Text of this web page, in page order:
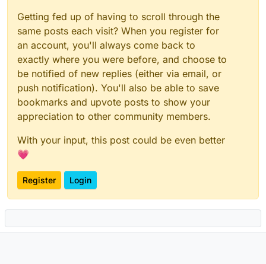
Getting fed up of having to scroll through the
same posts each visit? When you register for
an account, you'll always come back to
exactly where you were before, and choose to
be notified of new replies (either via email, or
push notification). You'll also be able to save
bookmarks and upvote posts to show your
appreciation to other community members.
With your input, this post could be even better
💗
Register Login